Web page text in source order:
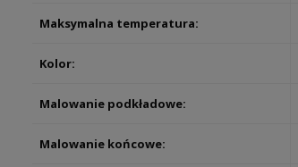
Maksymalna temperatura:
Kolor:
Malowanie podkładowe:
Malowanie końcowe: